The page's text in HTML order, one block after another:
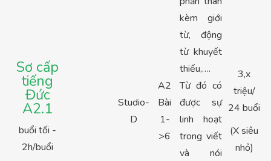
Sơ cấp
tiếng
Đức
A2.1
buổi tối -
2h/buổi
Studio-
D
A2
Bài
1-
>6
kèm giới
từ, động
từ khuyết
thiếu,….
Từ đó có
được sự
linh hoạt
trong viết
và nói
3,x
triệu/
24 buổi
(X siêu
nhỏ)